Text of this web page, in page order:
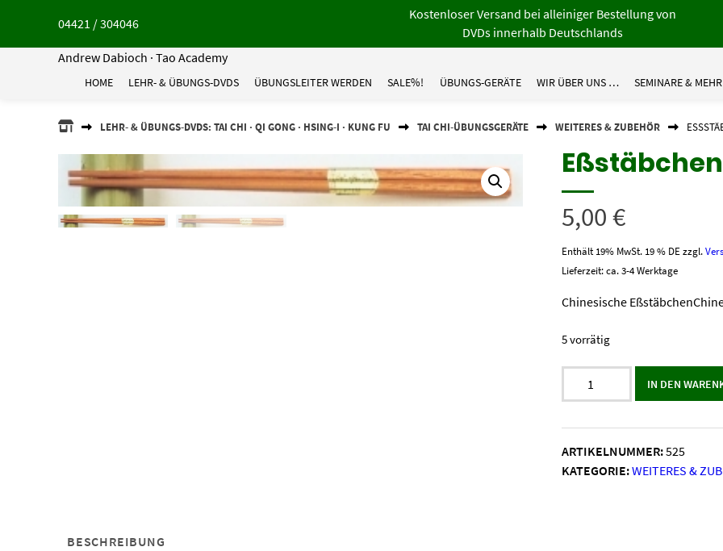
Inhalt
04421 / 304046
Kostenloser Versand bei alleiniger Bestellung von
DVDs innerhalb Deutschlands
Andrew Dabioch · Tao Academy
HOME LEHR- & ÜBUNGS-DVDS ÜBUNGSLEITER WERDEN SALE%! ÜBUNGS-GERÄTE WIR ÜBER UNS … SEMINARE & MEHR
ANDREW
·
TAO
ACADEMY
LEHR- & ÜBUNGS-DVDS: TAI CHI · QI GONG · HSING-I · KUNG FU TAI CHI-ÜBUNGSGERÄTE WEITERES & ZUBEHÖR
5,00€
Enthält 19% MwSt. 19 % DE zzgl.
Lieferzeit: ca. 3-4 Werktage
Chinesische
5 vorrätig
Holz
Menge
IN DEN
ARTIKELNUMMER:525
KATEGORIE:WEITERES &
BESCHREIBUNG